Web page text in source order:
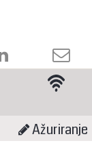
Ažuriranje